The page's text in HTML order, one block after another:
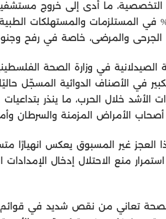
التخصصية، ما أدى إلى خروج
وصل إلى 70% في المستلزمات والمستهلكات
الجرحى والمرضى، خاصة في رفح
الصيدلانية في وزارة الصحة
في الأصناف الدوائية المسجّل
الأشد خلال الحرب، ما ينذر
أصحاب الأمراض المزمنة والسرطان
العجز غير المسبوق يعكس انهيارًا
منع الاحتلال إدخال الإمدادات
تعاني من نقص شديد في قوائم